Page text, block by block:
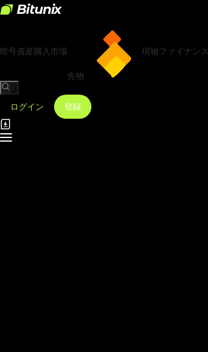
暗号資産購入 市場
先物
現物ファイナンス
ログイン
登録